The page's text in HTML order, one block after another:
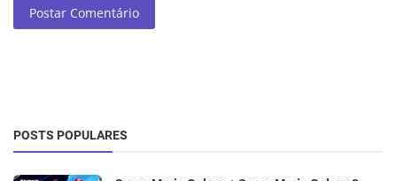
Postar Comentário
POSTS POPULARES